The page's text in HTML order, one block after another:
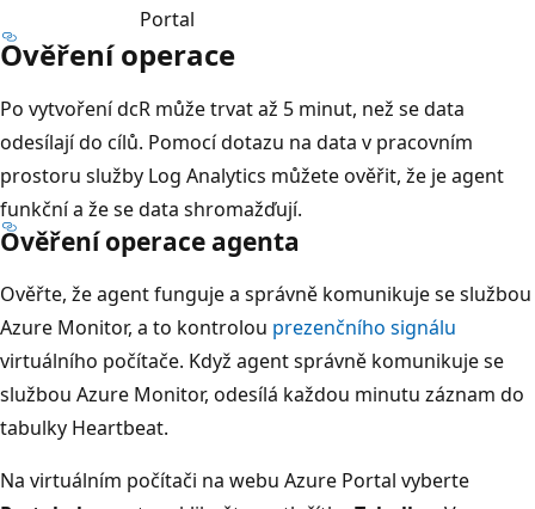
Portal
Ověření operace
Po vytvoření dcR může trvat až 5 minut, než se data
odesílají do cílů. Pomocí dotazu na data v pracovním
prostoru služby Log Analytics můžete ověřit, že je agent
funkční a že se data shromažďují.
Ověření operace agenta
Ověřte, že agent funguje a správně komunikuje se službou
Azure Monitor, a to kontrolou prezenčního signálu
virtuálního počítače. Když agent správně komunikuje se
službou Azure Monitor, odesílá každou minutu záznam do
tabulky Heartbeat.
Na virtuálním počítači na webu Azure Portal vyberte